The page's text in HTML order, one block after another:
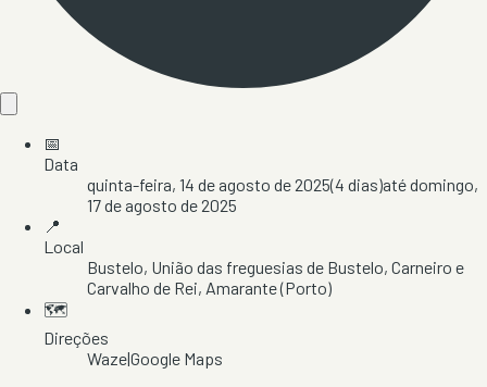
📅
Data
quinta-feira, 14 de agosto de 2025(4 dias)atédomingo,
17 de agosto de 2025
📍
Local
Bustelo, União das freguesias de Bustelo, Carneiro e
Carvalho de Rei, Amarante(Porto)
🗺️
Direções
Waze|Google Maps